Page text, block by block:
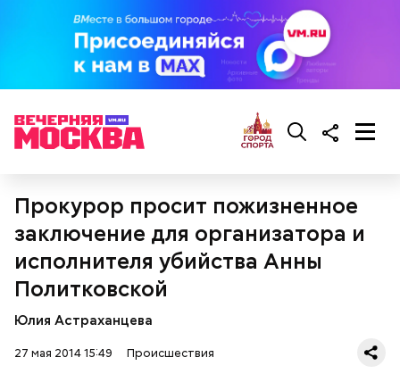
Прокурор просит пожизненное
заключение для организатора и
исполнителя убийства Анны
Политковской
Юлия Астраханцева
27 мая 2014 15:49 Происшествия